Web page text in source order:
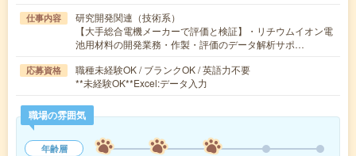
仕事内容
研究開発関連（技術系）
【大手総合電機メーカーで評価と検証】・リチウムイオン電
池用材料の開発業務・作製・評価のデータ解析サポ…
応募資格
職種未経験OK / ブランクOK / 英語力不要
**未経験OK**Excel:データ入力
職場の雰囲気
年齢層